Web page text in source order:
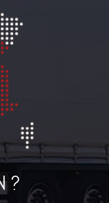
?